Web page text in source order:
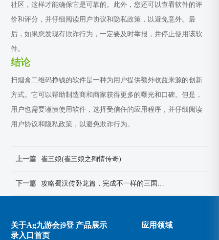
社区，这样才能确保它是可靠的。此外，您还可以查看软件的评
价和评分，并仔细阅读用户协议和隐私政策，以避免意外。最
后，如果您发现有欺诈行为，一定要及时举报，并停止使用该软
件。
结论
扫烟盒二维码挣钱的软件是一种为用户提供额外收益来源的创新
方式。它可以帮助制造商和商家获得更多的曝光和口碑。但是，
用户也需要谨慎使用软件，选择受信任的应用程序，并仔细阅读
用户协议和隐私政策，以避免欺诈行为。
上一篇 崔三娘(崔三娘之殉情传奇)
下一篇
关于Ag九游会j9登
录入口首页
产品展示 应用领域